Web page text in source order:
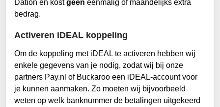
Dation en kost geen eenmalig of maandelijks extra
bedrag.
Activeren iDEAL koppeling
Om de koppeling met iDEAL te activeren hebben wij
enkele gegevens van je nodig, zodat wij bij onze
partners Pay.nl of Buckaroo een iDEAL-account voor
je kunnen aanmaken. Zo moeten wij bijvoorbeeld
weten op welk banknummer de betalingen uitgekeerd